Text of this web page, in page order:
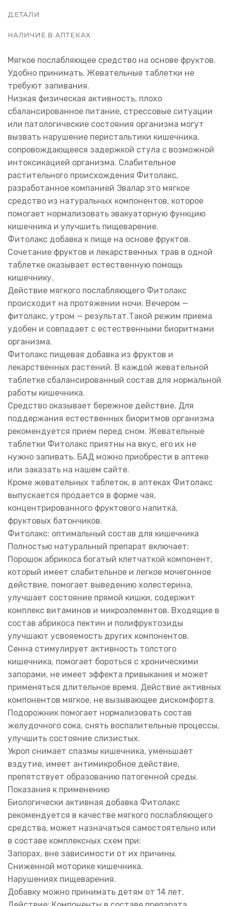
ДЕТАЛИ
НАЛИЧИЕ В АПТЕКАХ
Мягкое послабляющее средство на основе фруктов.
Удобно принимать. Жевательные таблетки не
требуют запивания.
Низкая физическая активность, плохо
сбалансированное питание, стрессовые ситуации
или патологические состояния организма могут
вызвать нарушение перистальтики кишечника,
сопровождающееся задержкой стула с возможной
интоксикацией организма. Слабительное
растительного происхождения Фитолакс,
разработанное компанией Эвалар это мягкое
средство из натуральных компонентов, которое
помогает нормализовать эвакуаторную функцию
кишечника и улучшить пищеварение.
Фитолакс добавка к пище на основе фруктов.
Сочетание фруктов и лекарственных трав в одной
таблетке оказывает естественную помощь
кишечнику.
Действие мягкого послабляющего Фитолакс
происходит на протяжении ночи. Вечером —
фитолакс, утром — результат.Такой режим приема
удобен и совпадает с естественными биоритмами
организма.
Фитолакс пищевая добавка из фруктов и
лекарственных растений. В каждой жевательной
таблетке сбалансированный состав для нормальной
работы кишечника.
Средство оказывает бережное действие. Для
поддержания естественных биоритмов организма
рекомендуется прием перед сном. Жевательные
таблетки Фитолакс приятны на вкус, его их не
нужно запивать. БАД можно приобрести в аптеке
или заказать на нашем сайте.
Кроме жевательных таблеток, в аптеках Фитолакс
выпускается продается в форме чая,
концентрированного фруктового напитка,
фруктовых батончиков.
Фитолакс: оптимальный состав для кишечника
Полностью натуральный препарат включает:
Порошок абрикоса богатый клетчаткой компонент,
который имеет слабительное и легкое мочегонное
действие, помогает выведению холестерина,
улучшает состояние прямой кишки, содержит
комплекс витаминов и микроэлементов. Входящие в
состав абрикоса пектин и полифруктозиды
улучшают усвояемость других компонентов.
Сенна стимулирует активность толстого
кишечника, помогает бороться с хроническими
запорами, не имеет эффекта привыкания и может
применяться длительное время. Действие активных
компонентов мягкое, не вызывающее дискомфорта.
Подорожник помогает нормализовать состав
желудочного сока, снять воспалительные процессы,
улучшить состояние слизистых.
Укроп снимает спазмы кишечника, уменьшает
вздутие, имеет антимикробное действие,
препятствует образованию патогенной среды.
Показания к применению
Биологически активная добавка Фитолакс
рекомендуется в качестве мягкого послабляющего
средства, может назначаться самостоятельно или
в составе комплексных схем при:
Запорах, вне зависимости от их причины.
Сниженной моторике кишечника.
Нарушениях пищеварения.
Добавку можно принимать детям от 14 лет.